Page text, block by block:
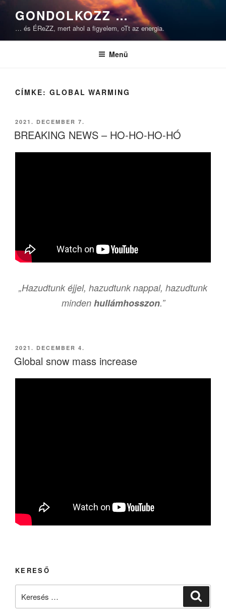
Tartalomhoz
GONDOLKOZZ …
… és ÉReZZ, mert ahol a figyelem, oTt az energia.
Menü
CÍMKE: GLOBAL WARMING
BEKÜLDVE:
2021. DECEMBER 7.
BREAKING NEWS – HO-HO-HO-HÓ
„Hazudtunk éjjel, hazudtunk nappal, hazudtunk
minden hullámhosszon.”
BEKÜLDVE:
2021. DECEMBER 4.
Global snow mass increase
KERESŐ